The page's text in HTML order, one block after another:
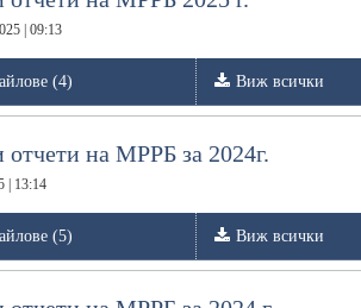
| 09:13
(4) Виж всички
на МРРБ за 2024г.
| 13:14
(5) Виж всички